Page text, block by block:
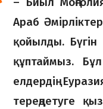
Араб
қойылды.
құптаймыз.
елдердің
тереңдетуге